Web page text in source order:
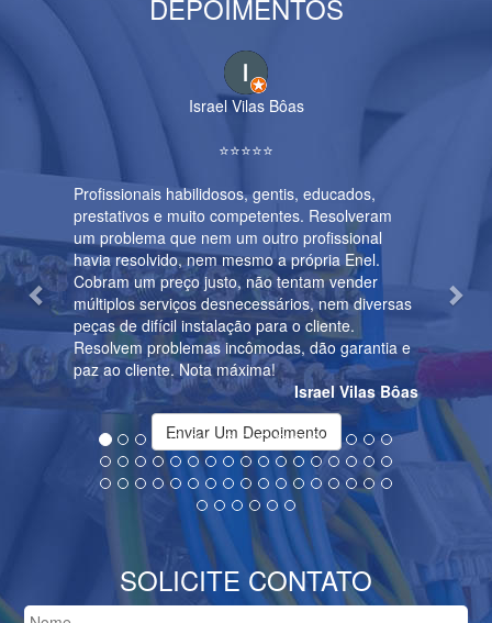
DEPOIMENTOS
Israel Vilas Bôas
⭐️⭐️⭐️⭐️⭐️
Profissionais habilidosos, gentis, educados,
prestativos e muito competentes. Resolveram
um problema que nem um outro profissional
havia resolvido, nem mesmo a própria Enel.
Cobram um preço justo, não tentam vender
múltiplos serviços desnecessários, nem diversas
peças de difícil instalação para o cliente.
Resolvem problemas incômodas, dão garantia e
paz ao cliente. Nota máxima!
Israel Vilas Bôas
serem
indico
qualidade.
Previous
Enviar Um Depoimento
SOLICITE CONTATO